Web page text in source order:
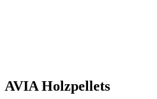
AVIA Holzpellets